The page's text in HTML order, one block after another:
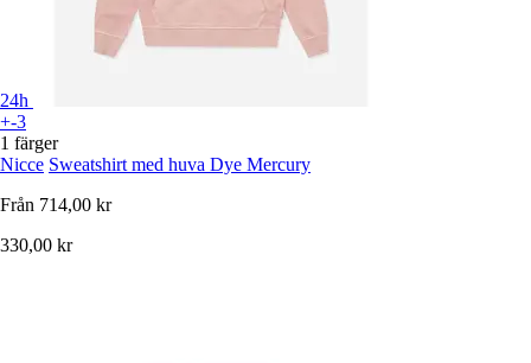
24h
+-3
1 färger
Nicce Sweatshirt med huva Dye Mercury
Från 714,00 kr
330,00 kr